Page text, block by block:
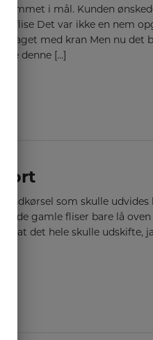
kommet i mål. Kunden
flise Det var ikke en nem
taget med kran Men nu det
denne […]
indkørsel som skulle
gamle fliser bare lå
til at det hele skulle udskifte,